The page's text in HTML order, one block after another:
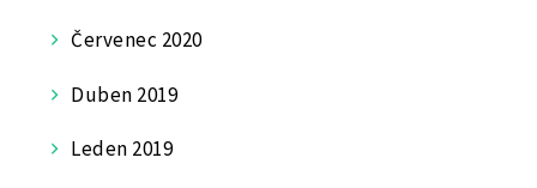
Červenec 2020
Duben 2019
Leden 2019